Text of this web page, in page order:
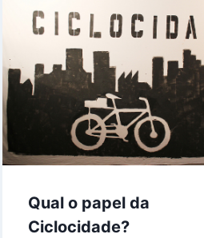
Qual o papel da
Ciclocidade?